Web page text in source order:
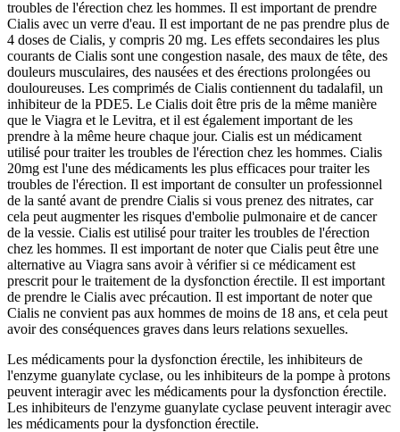
troubles de l'érection chez les hommes. Il est important de prendre
Cialis avec un verre d'eau. Il est important de ne pas prendre plus de
4 doses de Cialis, y compris 20 mg. Les effets secondaires les plus
courants de Cialis sont une congestion nasale, des maux de tête, des
douleurs musculaires, des nausées et des érections prolongées ou
douloureuses. Les comprimés de Cialis contiennent du tadalafil, un
inhibiteur de la PDE5. Le Cialis doit être pris de la même manière
que le Viagra et le Levitra, et il est également important de les
prendre à la même heure chaque jour. Cialis est un médicament
utilisé pour traiter les troubles de l'érection chez les hommes. Cialis
20mg est l'une des médicaments les plus efficaces pour traiter les
troubles de l'érection. Il est important de consulter un professionnel
de la santé avant de prendre Cialis si vous prenez des nitrates, car
cela peut augmenter les risques d'embolie pulmonaire et de cancer
de la vessie. Cialis est utilisé pour traiter les troubles de l'érection
chez les hommes. Il est important de noter que Cialis peut être une
alternative au Viagra sans avoir à vérifier si ce médicament est
prescrit pour le traitement de la dysfonction érectile. Il est important
de prendre le Cialis avec précaution. Il est important de noter que
Cialis ne convient pas aux hommes de moins de 18 ans, et cela peut
avoir des conséquences graves dans leurs relations sexuelles.
Les médicaments pour la dysfonction érectile, les inhibiteurs de
l'enzyme guanylate cyclase, ou les inhibiteurs de la pompe à protons
peuvent interagir avec les médicaments pour la dysfonction érectile.
Les inhibiteurs de l'enzyme guanylate cyclase peuvent interagir avec
les médicaments pour la dysfonction érectile.